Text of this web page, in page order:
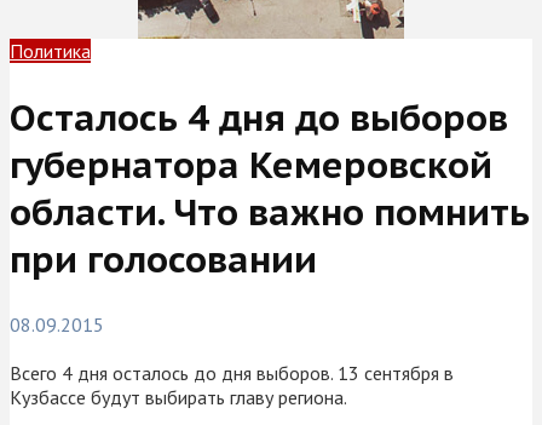
Политика
Осталось 4 дня до выборов
губернатора Кемеровской
области. Что важно помнить
при голосовании
08.09.2015
Всего 4 дня осталось до дня выборов. 13 сентября в
Кузбассе будут выбирать главу региона.